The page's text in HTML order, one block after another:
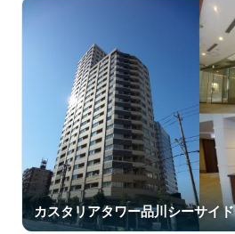
カスタリアタワー品川シーサイド